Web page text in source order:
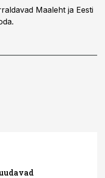
Maaleht ja Eesti